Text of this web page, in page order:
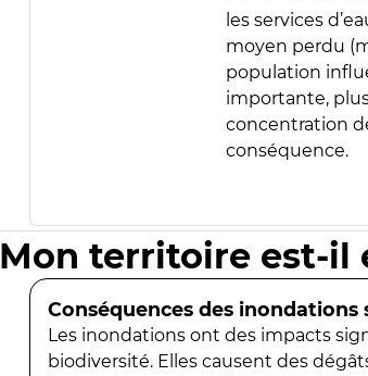
les services
moyen perdu
population
importante,
concentration
conséquence.
Mon territoire est-il
Conséquences des inondations
Les inondations ont des impacts
biodiversité. Elles causent des